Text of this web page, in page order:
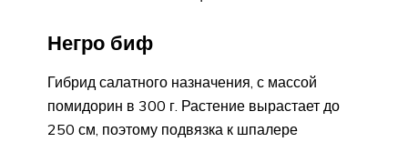
Негро биф
Гибрид салатного назначения, с массой
помидорин в 300 г. Растение вырастает до
250 см, поэтому подвязка к шпалере